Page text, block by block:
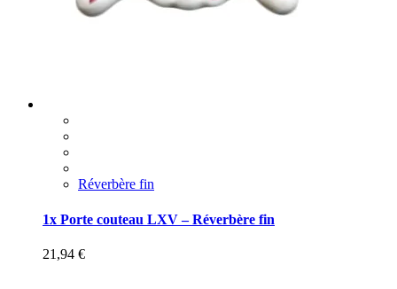
Réverbère fin
1x Porte couteau LXV – Réverbère fin
21,94 €